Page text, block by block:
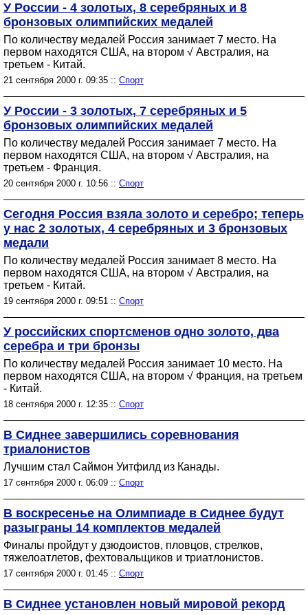
У России - 4 золотых, 8 серебряных и 8
бронзовых олимпийских медалей
По количеству медалей Россия занимает 7 место. На
первом находятся США, на втором √ Австралия, на
третьем - Китай.
21 сентября 2000 г. 09:35 :: Спорт
У России - 3 золотых, 7 серебряных и 5
бронзовых олимпийских медалей
По количеству медалей Россия занимает 7 место. На
первом находятся США, на втором √ Австралия, на
третьем - Франция.
20 сентября 2000 г. 10:56 :: Спорт
Сегодня Россия взяла золото и серебро; теперь
у нас 2 золотых, 4 серебряных и 3 бронзовых
медали
По количеству медалей Россия занимает 8 место. На
первом находятся США, на втором √ Австралия, на
третьем - Китай.
19 сентября 2000 г. 09:51 :: Спорт
У российских спортсменов одно золото, два
серебра и три бронзы
По количеству медалей Россия занимает 10 место. На
первом находятся США, на втором √ Франция, на третьем
- Китай.
18 сентября 2000 г. 12:35 :: Спорт
В Сиднее завершились соревнования
триалонистов
Лучшим стал Саймон Уитфилд из Канады.
17 сентября 2000 г. 06:09 :: Спорт
В воскресенье на Олимпиаде в Сиднее будут
разыграны 14 комплектов медалей
Финалы пройдут у дзюдоистов, пловцов, стрелков,
тяжелоатлетов, фехтовальщиков и триатлонистов.
17 сентября 2000 г. 01:45 :: Спорт
В Сиднее установлен новый мировой рекорд